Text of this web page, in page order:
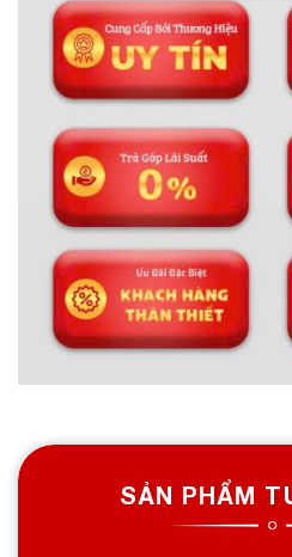
SẢN PHẨM